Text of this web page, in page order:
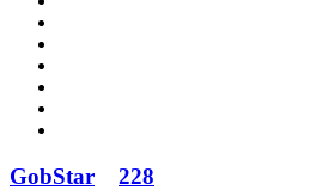
GobStar 228